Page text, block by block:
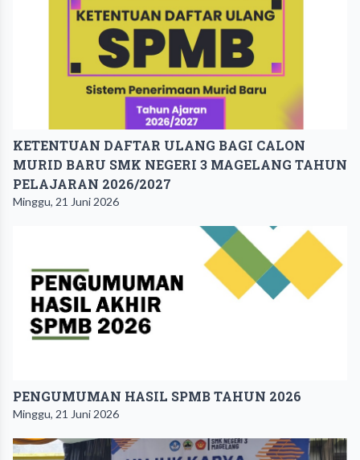
KETENTUAN DAFTAR ULANG BAGI CALON
MURID BARU SMK NEGERI 3 MAGELANG TAHUN
PELAJARAN 2026/2027
Minggu, 21 Juni 2026
PENGUMUMAN HASIL SPMB TAHUN 2026
Minggu, 21 Juni 2026